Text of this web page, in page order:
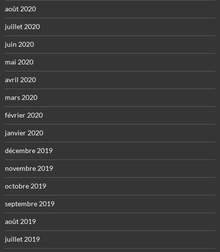
août 2020
juillet 2020
juin 2020
mai 2020
avril 2020
mars 2020
février 2020
janvier 2020
décembre 2019
novembre 2019
octobre 2019
septembre 2019
août 2019
juillet 2019